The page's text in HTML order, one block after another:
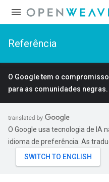
Referência
O Google tem o
para as comunidades negras.
O Google usa tecnologia de IA
idioma de preferência. As